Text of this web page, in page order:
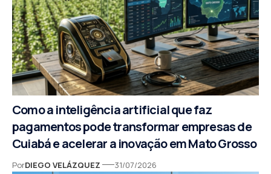
Como a inteligência artificial que faz
pagamentos pode transformar empresas de
Cuiabá e acelerar a inovação em Mato Grosso
PorDIEGO VELÁZQUEZ 31/07/2026